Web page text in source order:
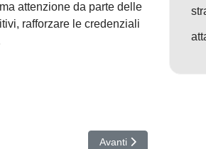
attenzione da parte delle
rafforzare le credenziali
informatica Articolo successivo:
Avanti